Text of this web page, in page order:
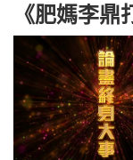
《肥媽李鼎